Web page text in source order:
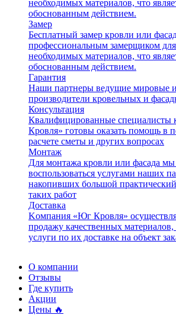
необходимых материалов, что
обоснованным действием.
Замер
Бесплатный замер кровли или
профессиональным замерщиком для
необходимых материалов, что
обоснованным действием.
Гарантия
Наши партнеры ведущие мировые и
производители кровельных и
Консультация
Квалифицированные
Кровля» готовы оказать помощь в
расчете сметы и других вопросах
Монтаж
Для монтажа кровли или фасада
воспользоваться услугами наших
накопивших большой
таких работ
Доставка
Kомпания «Юг Кровля»
продажу качественных материалов,
услуги по их доставке на объект
О компании
Отзывы
Где купить
Акции
Цены 🔥